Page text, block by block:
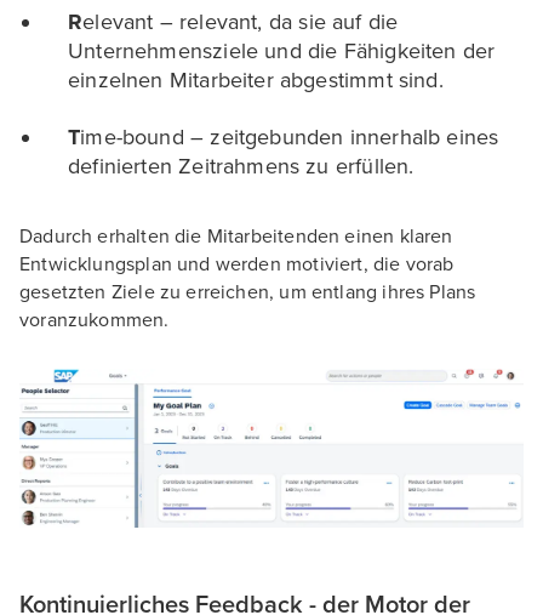
Relevant – relevant, da sie auf die
Unternehmensziele und die Fähigkeiten der
einzelnen Mitarbeiter abgestimmt sind.
Time-bound – zeitgebunden innerhalb eines
definierten Zeitrahmens zu erfüllen.
Dadurch erhalten die Mitarbeitenden einen klaren
Entwicklungsplan und werden motiviert, die vorab
gesetzten Ziele zu erreichen, um entlang ihres Plans
voranzukommen.
Kontinuierliches Feedback - der Motor der